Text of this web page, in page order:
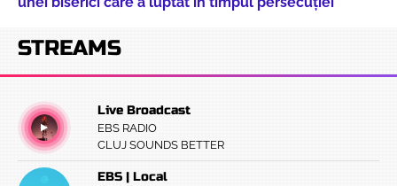
STREAMS
Live Broadcast
EBS RADIO
CLUJ SOUNDS BETTER
EBS | Local